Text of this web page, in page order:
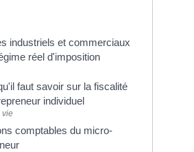
industriels et commerciaux
réel d'imposition
faut savoir sur la fiscalité
individuel
vie
comptables du micro-